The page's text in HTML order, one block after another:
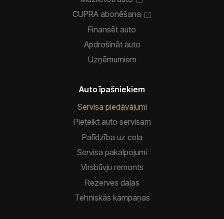
CUPRA abonēšana
Finansēt auto
Apdrošināt auto
Uzņēmumiem
Auto īpašniekiem
Servisa piedāvājumi
Pieteikt auto servisam
Palīdzība uz ceļa
Servisa pakalpojumi
Virsbūvju remonts
Rezerves daļas
Tehniskās kampaņas